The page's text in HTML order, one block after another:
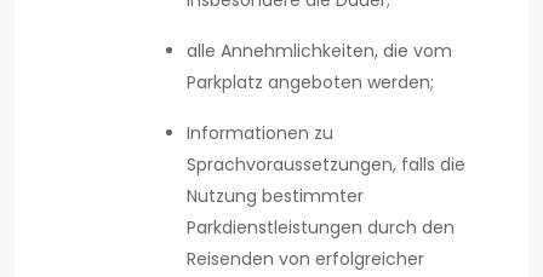
alle Annehmlichkeiten, die vom
Parkplatz angeboten werden;
Informationen zu
Sprachvoraussetzungen, falls die
Nutzung bestimmter
Parkdienstleistungen durch den
Reisenden von erfolgreicher